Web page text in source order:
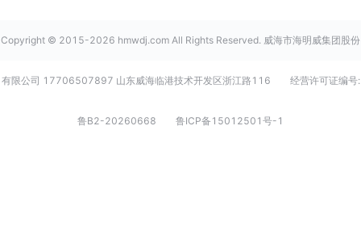
Copyright © 2015-2026 hmwdj.com All Rights Reserved. 威海市海明威集团股份
有限公司 17706507897 山东威海临港技术开发区浙江路116 经营许可证编号:
鲁B2-20260668 鲁ICP备15012501号-1